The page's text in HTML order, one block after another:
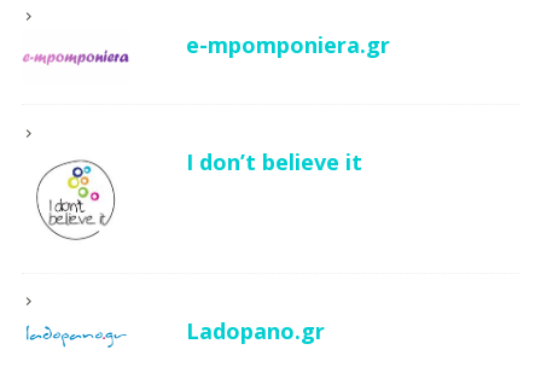
e-mpomponiera.gr
I don’t believe it
Ladopano.gr